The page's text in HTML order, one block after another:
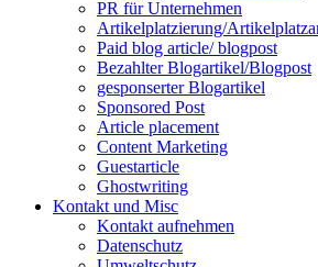
PR für Unternehmen
Artikelplatzierung/
Paid blog article/ blogpost
Bezahlter Blogartikel/Blogpost
gesponserter Blogartikel
Sponsored Post
Article placement
Content Marketing
Guestarticle
Ghostwriting
Kontakt und Misc
Kontakt aufnehmen
Datenschutz